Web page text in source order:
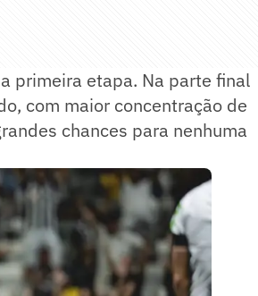
primeira etapa. Na parte final
com maior concentração de
chances para nenhuma